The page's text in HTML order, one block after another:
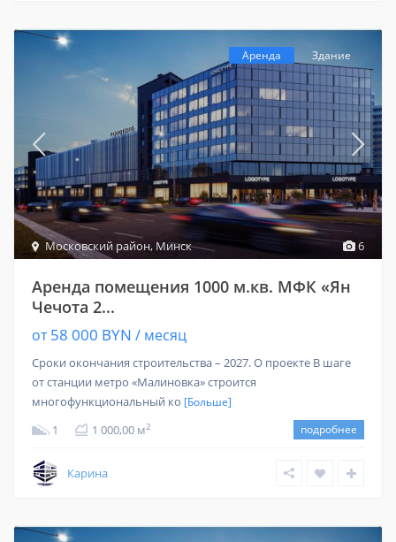
6
Московский район, Минск
Аренда Здание
Аренда помещения 1000 м.кв. МФК «Ян
Чечота 2...
от58 000 BYN / месяц
Сроки окончания строительства – 2027. О проекте В шаге
от станции метро «Малиновка» строится
многофункциональный ко [Больше]
1 1 000,00 м2 подробнее
Карина